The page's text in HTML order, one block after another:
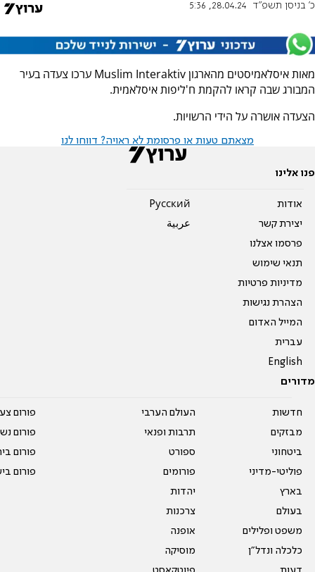
כ' בניסן תשפ"ד 28.04.24, 5:36
מאות איסלאמיסטים מהארגון Muslim Interaktiv ערכו צעדה בעיר
המבורג שבה קראו להקמת ח'ליפות איסלאמית.
הצעדה אושרה על הידי הרשויות.
מצאתם טעות או פרסומת לא ראויה? דווחו לנו
פנו אלינו
אודות
יצירת קשר
פרסמו אצלנו
תנאי שימוש
מדיניות פרטיות
הצהרת נגישות
המייל האדום
עברית
English
Pусский
عربية
מדורים
חדשות
מבזקים
ביטחוני
פוליטי-מדיני
בארץ
בעולם
משפט ופלילים
כלכלה ונדל"ן
העולם הערבי
תרבות ופנאי
ספורט
פורומים
יהדות
צרכנות
אופנה
מוסיקה
פורום
פורום
פורום
פורום